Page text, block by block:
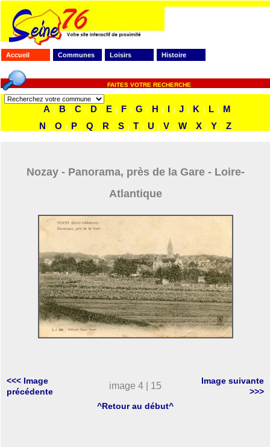
Accueil Communes Loisirs Histoire
FAITES VOTRE RECHERCHE
A | B | C | D | E | F | G | H | I | J | K | L |
M
N
| O | P | Q | R | S | T | U | V | W | X | Y | Z
Nozay - Panorama, près de la Gare - Loire-
Atlantique
<<< Image
précédente
image 4 | 15
Image suivante
>>>
^Retour au début^